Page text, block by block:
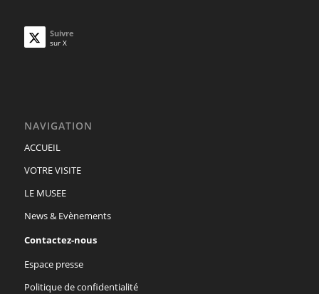
Suivre
sur X
NAVIGATION
ACCUEIL
VOTRE VISITE
LE MUSEE
News & Evènements
Contactez-nous
Espace presse
Politique de confidentialité